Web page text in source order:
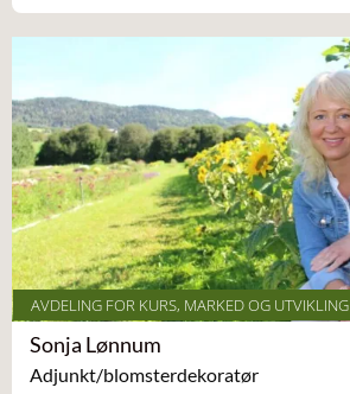
AVDELING FOR KURS, MARKED OG UTVIKLING
Sonja Lønnum
Adjunkt/blomsterdekoratør